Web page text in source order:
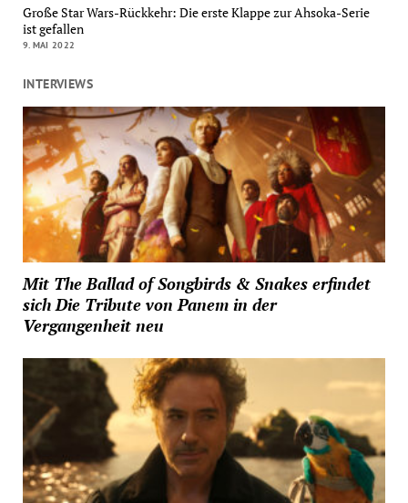
Große Star Wars-Rückkehr: Die erste Klappe zur Ahsoka-Serie
ist gefallen
9. MAI 2022
INTERVIEWS
Mit The Ballad of Songbirds & Snakes erfindet
sich Die Tribute von Panem in der
Vergangenheit neu